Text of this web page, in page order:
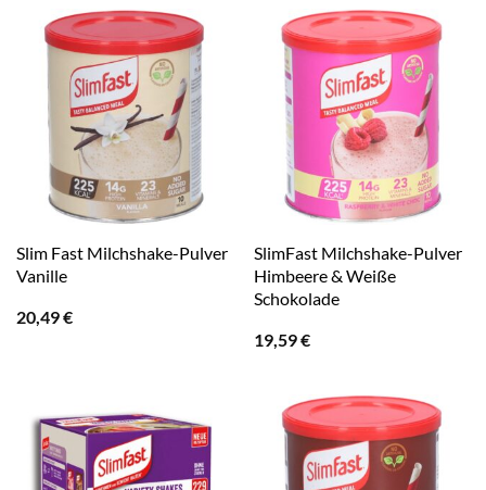
Slim Fast Milchshake-Pulver
Vanille
20,49€
SlimFast Milchshake-Pulver
Himbeere & Weiße
Schokolade
19,59€